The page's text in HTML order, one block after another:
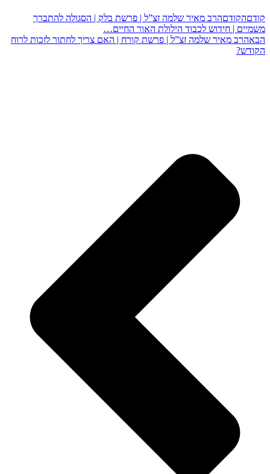
קודםהקודםהרב מאיר שלמה זצ”ל | פרשת בלק | הסגולה להתברך
משמיים | חידוש לכבוד הילולת האור החיים…
הבאהרב מאיר שלמה זצ”ל | פרשת קורח | האם צריך לחתור לזכות לרוח
הקודש?